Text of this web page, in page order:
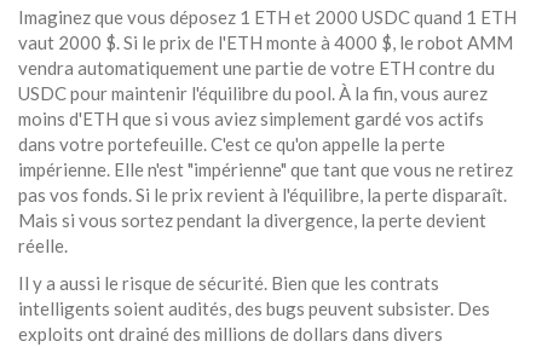
Imaginez que vous déposez 1 ETH et 2000 USDC quand 1 ETH
vaut 2000 $. Si le prix de l'ETH monte à 4000 $, le robot AMM
vendra automatiquement une partie de votre ETH contre du
USDC pour maintenir l'équilibre du pool. À la fin, vous aurez
moins d'ETH que si vous aviez simplement gardé vos actifs
dans votre portefeuille. C'est ce qu'on appelle la perte
impérienne. Elle n'est "impérienne" que tant que vous ne retirez
pas vos fonds. Si le prix revient à l'équilibre, la perte disparaît.
Mais si vous sortez pendant la divergence, la perte devient
réelle.
Il y a aussi le risque de sécurité. Bien que les contrats
intelligents soient audités, des bugs peuvent subsister. Des
exploits ont drainé des millions de dollars dans divers